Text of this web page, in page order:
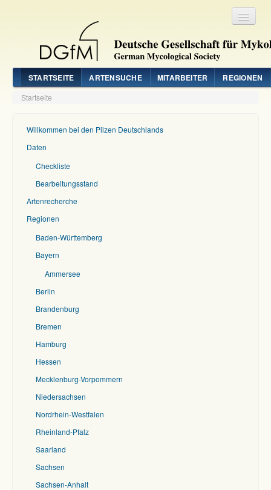
STARTSEITE ARTENSUCHE MITARBEITER REGIONEN
Startseite
Willkommen bei den Pilzen Deutschlands
Daten
Checkliste
Bearbeitungsstand
Artenrecherche
Regionen
Baden-Württemberg
Bayern
Ammersee
Berlin
Brandenburg
Bremen
Hamburg
Hessen
Mecklenburg-Vorpommern
Niedersachsen
Nordrhein-Westfalen
Rheinland-Pfalz
Saarland
Sachsen
Sachsen-Anhalt